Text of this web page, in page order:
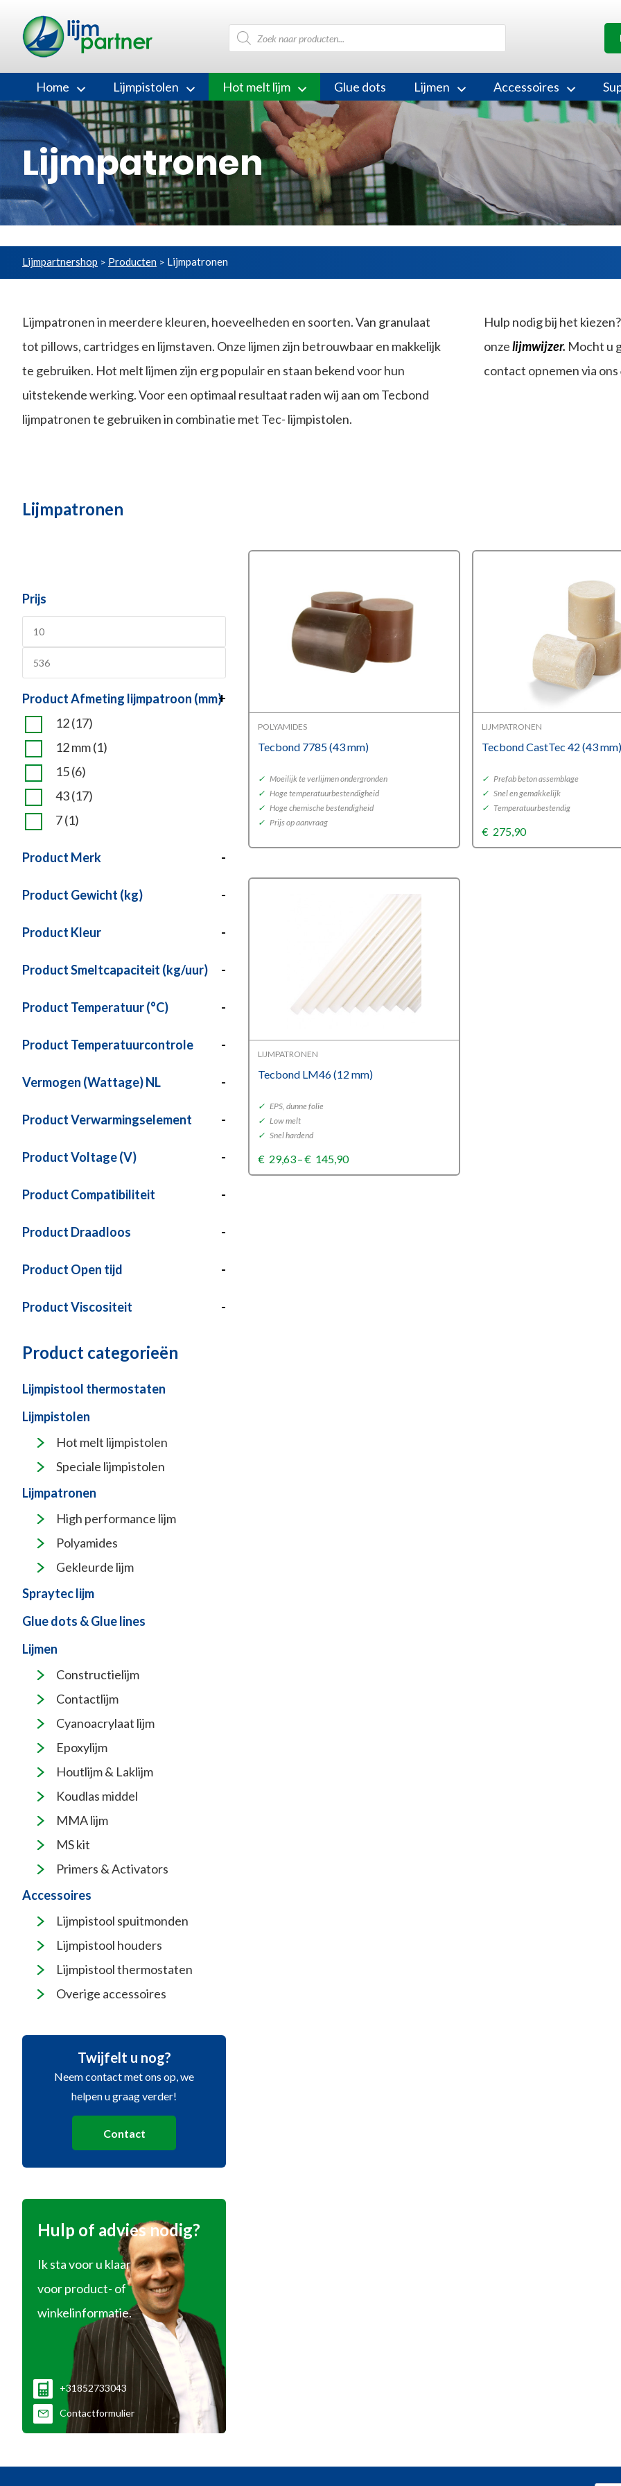
Producten
zoeken
Home Lijmpistolen Hot melt lijm Glue dots Lijmen Accessoires
Lijmpatronen
Lijmpartnershop > Producten > Lijmpatronen
Lijmpatronen in meerdere kleuren, hoeveelheden en soorten. Van granulaat
tot pillows, cartridges en lijmstaven. Onze lijmen zijn betrouwbaar en makkelijk
te gebruiken. Hot melt lijmen zijn erg populair en staan bekend voor hun
uitstekende werking. Voor een optimaal resultaat raden wij aan om Tecbond
lijmpatronen te gebruiken in combinatie met Tec- lijmpistolen.
Hulp nodig bij het
onzelijmwijzer. Mocht u
contact opnemen via ons
Lijmpatronen
Prijs
Product Afmeting lijmpatroon (mm)+
12(17)
12 mm(1)
15(6)
43(17)
7(1)
Product Merk -
Product Gewicht (kg) -
Product Kleur -
Product Smeltcapaciteit (kg/uur) -
Product Temperatuur (°C) -
Product Temperatuurcontrole -
Vermogen (Wattage) NL -
Product Verwarmingselement -
Product Voltage (V) -
Product Compatibiliteit -
Product Draadloos -
Product Open tijd -
Product Viscositeit -
Product categorieën
Lijmpistool thermostaten
Lijmpistolen
Hot melt lijmpistolen
Speciale lijmpistolen
Lijmpatronen
High performance lijm
Polyamides
Gekleurde lijm
Spraytec lijm
Glue dots & Glue lines
Lijmen
Constructielijm
Contactlijm
Cyanoacrylaat lijm
Epoxylijm
Houtlijm & Laklijm
Koudlas middel
MMA lijm
MS kit
Primers & Activators
Accessoires
Lijmpistool spuitmonden
Lijmpistool houders
Lijmpistool thermostaten
Overige accessoires
Twijfelt u nog?
Neem contact met ons op, we
helpen u graag verder!
Contact
Hulp of advies nodig?
Ik sta voor u klaar
voor product- of
winkelinformatie.
+31852733043
Contactformulier
POLYAMIDES
Tecbond 7785 (43 mm)
✓ Moeilijk te verlijmen ondergronden
✓ Hoge temperatuurbestendigheid
✓ Hoge chemische bestendigheid
✓ Prijs op aanvraag
LIJMPATRONEN
Tecbond CastTec 42 (43 mm)
✓ Prefab beton assemblage
✓ Snel en gemakkelijk
✓ Temperatuurbestendig
€ 275,90
LIJMPATRONEN
Tecbond LM46 (12 mm)
✓ EPS, dunne folie
✓ Low melt
✓ Snel hardend
€ 29,63–€ 145,90Price
range: